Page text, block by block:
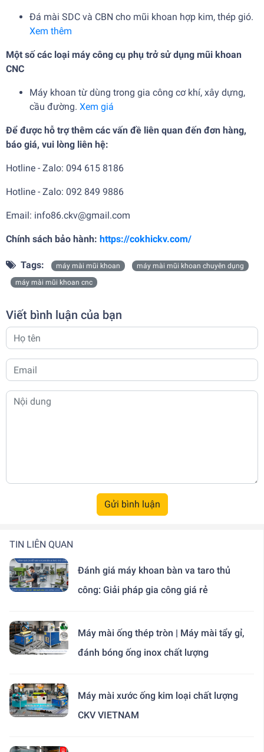
TIN LIÊN QUAN
Đánh giá máy khoan bàn va taro thủ
công: Giải pháp gia công giá rẻ
Máy mài ống thép tròn | Máy mài tẩy gỉ,
đánh bóng ống inox chất lượng
Máy mài xước ống kim loại chất lượng
CKV VIETNAM
Đá mài SDC và CBN cho mũi khoan hợp kim, thép gió.
Xem thêm
Một số các loại máy công cụ phụ trở sử dụng mũi khoan
CNC
Máy khoan từ dùng trong gia công cơ khí, xây dựng,
cầu đường. Xem giá
Để được hỗ trợ thêm các vấn đề liên quan đến đơn hàng,
báo giá, vui lòng liên hệ:
Hotline - Zalo: 094 615 8186
Hotline - Zalo: 092 849 9886
Email: info86.ckv@gmail.com
Chính sách bảo hành: https://cokhickv.com/
Tags: máy mài mũi khoan
máy mài mũi khoan chuyên dụng
máy mài mũi khoan cnc
Viết bình luận của bạn
Gửi bình luận